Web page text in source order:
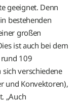
geeignet. Denn
bestehenden
großen
ist auch bei dem
109
verschiedene
und Konvektoren),
„Auch